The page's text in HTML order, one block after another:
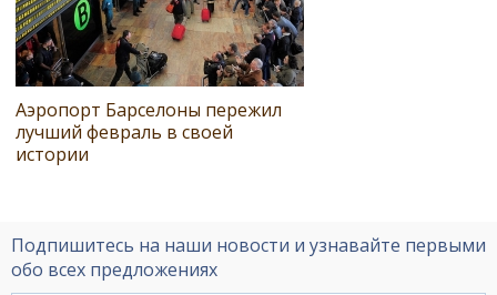
Аэропорт Барселоны пережил
лучший февраль в своей
истории
Подпишитесь на наши новости и узнавайте первыми
обо всех предложениях